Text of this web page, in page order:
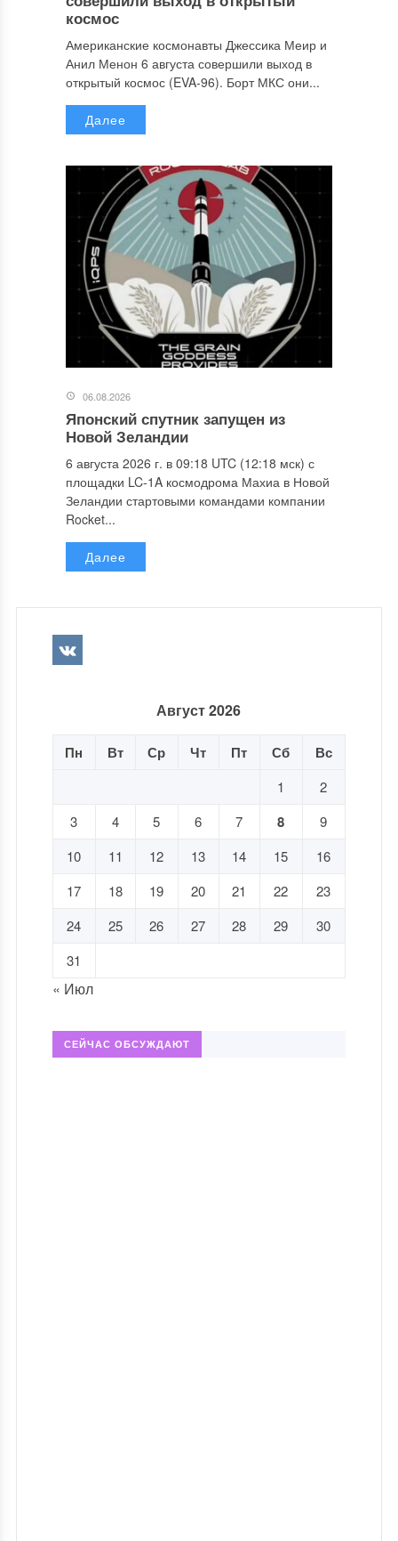
космос
Американские космонавты Джессика Меир и
Анил Менон 6 августа совершили выход в
открытый космос (EVA-96). Борт МКС они...
Далее
06.08.2026
Японский спутник запущен из
Новой Зеландии
6 августа 2026 г. в 09:18 UTC (12:18 мск) с
площадки LC-1A космодрома Махиа в Новой
Зеландии стартовыми командами компании
Rocket...
Далее
Август 2026
Пн Вт Ср Чт Пт Сб Вс
1
2
3
4 5 6 7 8
9
10
11 12 13 14 15
16
17
18 19 20 21 22
23
24
25 26 27 28 29
30
31
« Июл
СЕЙЧАС ОБСУЖДАЮТ